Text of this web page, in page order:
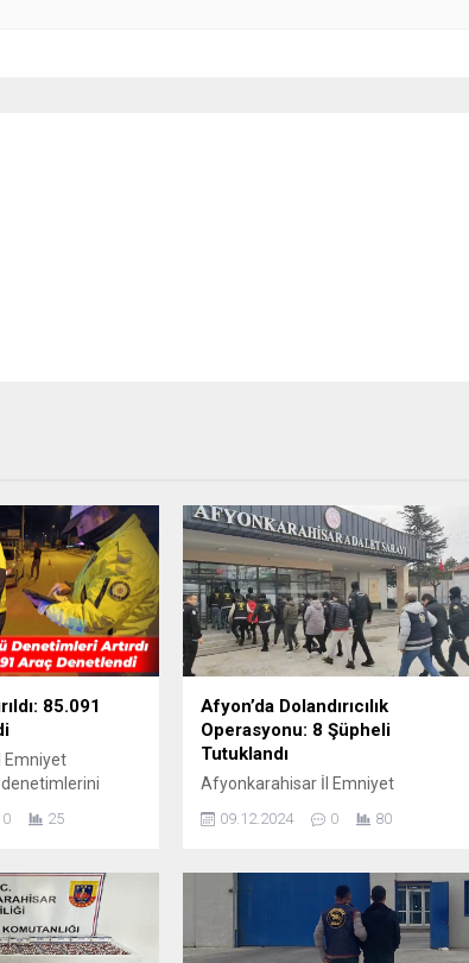
85.091
Emniyet
trafik
alkol ve
0 25
Afyon’da Dolandırıcılık
Operasyonu: 8 Şüpheli
Tutuklandı
Afyonkarahisar İl Emniyet
Müdürlüğü ekipleri, suç ve suçluyla
mücadele kapsamında önemli bir
asker, polis veya Cumhuriyet Savcısı
gibi kamu görevlisi olarak tanıtarak
vatandaşları dolandıran bir şebeke
tespit edildi. Şüphelilerin,
09.12.2024 0 80